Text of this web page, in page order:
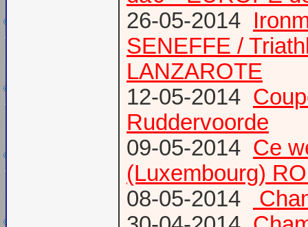
26-05-2014
SENEFFE /
LANZAROTE
12-05-2014
Ruddervoorde
09-05-2014 Ce
(Luxembourg)
08-05-2014